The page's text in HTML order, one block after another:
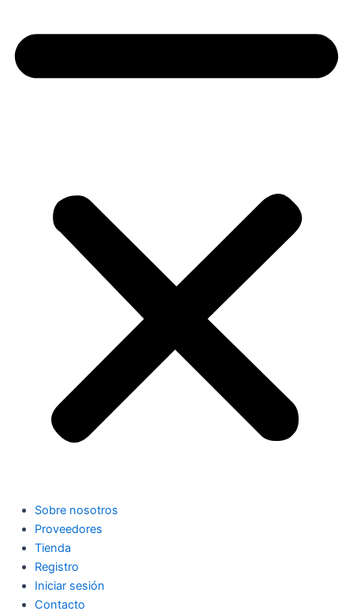
Sobre nosotros
Proveedores
Tienda
Registro
Iniciar sesión
Contacto